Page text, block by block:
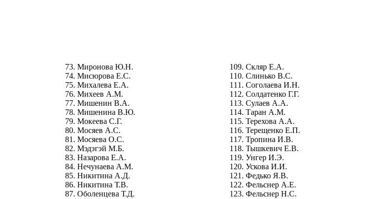
Миронова Ю.Н.
Мисюрова Е.С.
Михалева Е.А.
Михеев А.М.
Мишенин В.А.
Мишенина В.Ю.
Мокеева С.Г.
Мосяев А.С.
Мосяева О.С.
Мэдэгэй М.Б.
Назарова Е.А.
Нечунаева А.М.
Никитина А.Д.
Никитина Т.В.
Оболенцева Т.Д.
Скляр Е.А.
Слинько В.С.
Соголаева И.Н.
Солдатенко Г.Г.
Сулаев А.А.
Таран А.М.
Терехова А.А.
Терещенко Е.П.
Тропина И.В.
Тышкевич Е.В.
Унгер И.Э.
Ускова И.И.
Федько Я.В.
Фельснер А.Е.
Фельснер Н.С.